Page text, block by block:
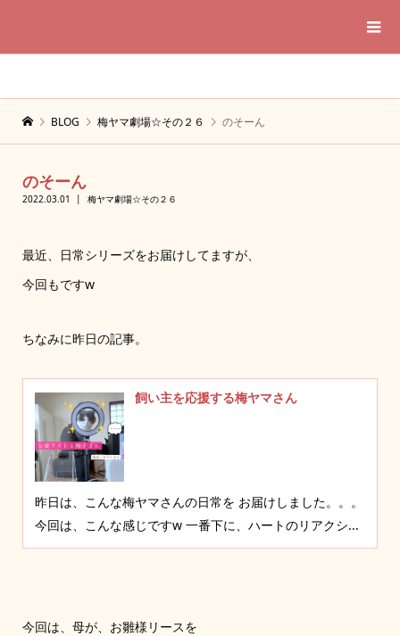
BLOG 梅ヤマ劇場☆その２６ のそーん
のそーん
2022.03.01 梅ヤマ劇場☆その２６
最近、日常シリーズをお届けしてますが、
今回もですw
ちなみに昨日の記事。
飼い主を応援する梅ヤマさん
昨日は、こんな梅ヤマさんの日常を お届けしました。。。
今回は、こんな感じですw 一番下に、ハートのリアクシ...
今回は、母が、お雛様リースを